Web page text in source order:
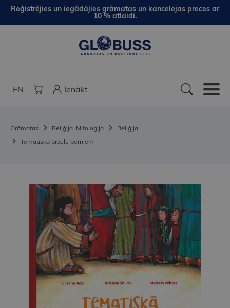
Reģistrējies un iegādājies grāmatas un kancelejas preces ar
10 % atlaidi.
EN Ienākt
Grāmatas Reliģija. Mitoloģija
Reliģija
Tematiskā bībele bērniem